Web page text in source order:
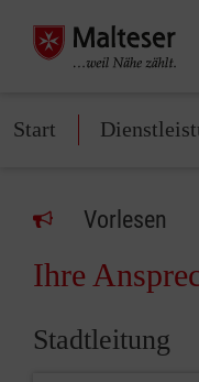
Start
Vorlesen
Ihre
Stadtleitung